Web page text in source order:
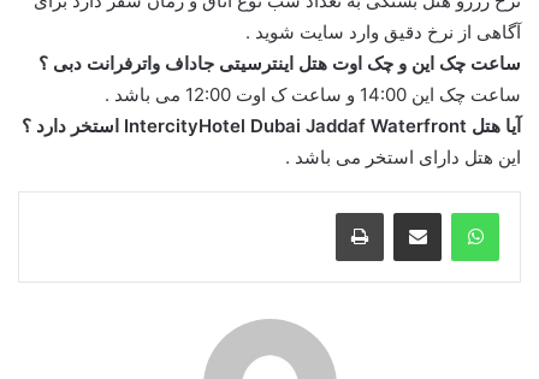
آگاهی از نرخ دقیق وارد سایت شوید .
ساعت چک این و چک اوت هتل اینترسیتی جاداف واترفرانت دبی ؟
ساعت چک این 14:00 و ساعت ک اوت 12:00 می باشد .
آیا هتل IntercityHotel Dubai Jaddaf Waterfront استخر دارد ؟
این هتل دارای استخر می باشد .
واتس آپ اشتراک گذاری از طریق ایمیل چاپ